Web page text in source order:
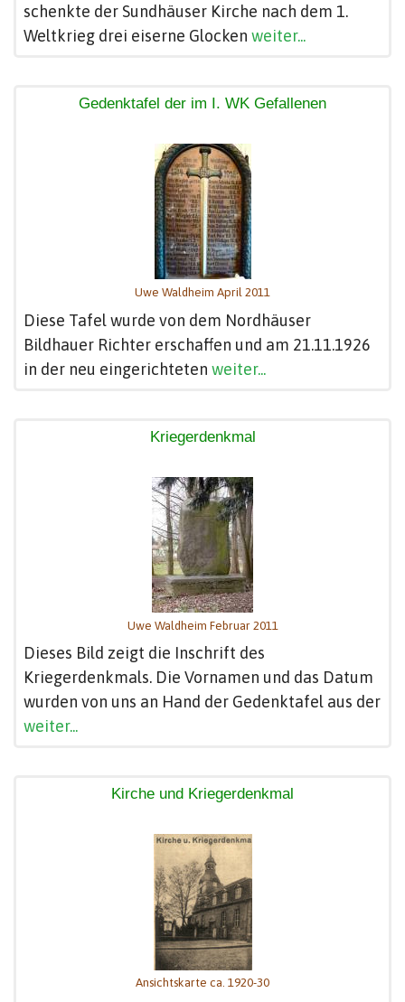
schenkte der Sundhäuser Kirche nach dem 1.
Weltkrieg drei eiserne Glocken weiter...
Gedenktafel der im I. WK Gefallenen
Uwe Waldheim April 2011
Diese Tafel wurde von dem Nordhäuser
Bildhauer Richter erschaffen und am 21.11.1926
in der neu eingerichteten weiter...
Kriegerdenkmal
Uwe Waldheim Februar 2011
Dieses Bild zeigt die Inschrift des
Kriegerdenkmals. Die Vornamen und das Datum
wurden von uns an Hand der Gedenktafel aus der
weiter...
Kirche und Kriegerdenkmal
Ansichtskarte ca. 1920-30